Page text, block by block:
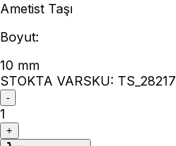
Ametist Taşı
Boyut:
10 mm
STOKTA VARSKU: TS_28217
-
1
+